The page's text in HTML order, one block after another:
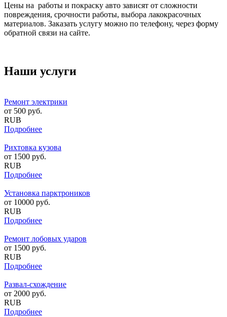
Цены на работы и покраску авто зависят от сложности
повреждения, срочности работы, выбора лакокрасочных
материалов. Заказать услугу можно по телефону, через форму
обратной связи на сайте.
Наши услуги
Ремонт электрики
от 500 руб.
RUB
Подробнее
Рихтовка кузова
от 1500 руб.
RUB
Подробнее
Установка парктроников
от 10000 руб.
RUB
Подробнее
Ремонт лобовых ударов
от 1500 руб.
RUB
Подробнее
Развал-схождение
от 2000 руб.
RUB
Подробнее